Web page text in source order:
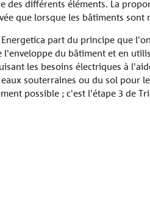
Façades
des différents éléments. La
que lorsque les bâtiments sont
part du principe que
du bâtiment et en
les besoins électriques à
souterraines ou du sol pour
possible ; c'est l'étape 3 de